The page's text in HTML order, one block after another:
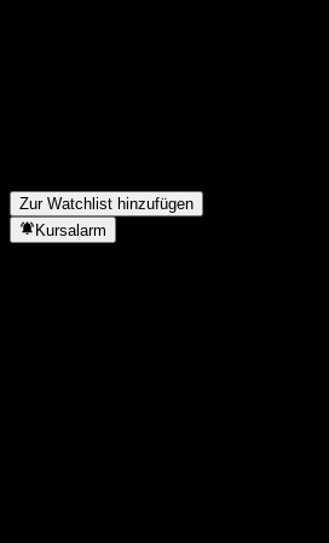
Zur Watchlist hinzufügen
Kursalarm